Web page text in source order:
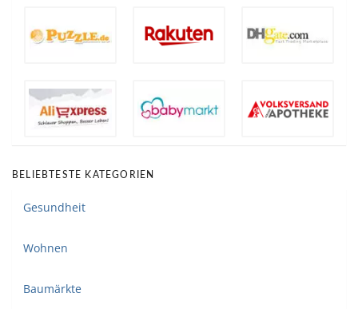
BELIEBTESTE KATEGORIEN
Gesundheit
Wohnen
Baumärkte